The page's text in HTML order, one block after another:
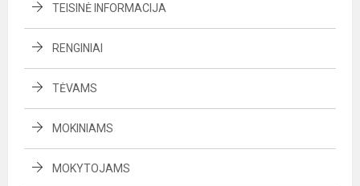
TEISINĖ INFORMACIJA
RENGINIAI
TĖVAMS
MOKINIAMS
MOKYTOJAMS